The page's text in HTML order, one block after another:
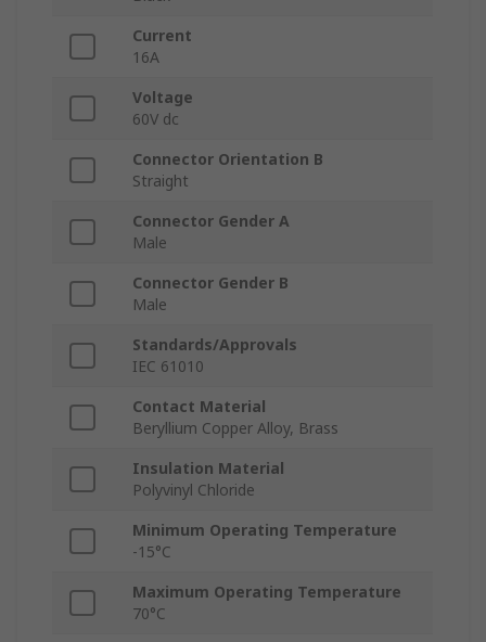
Current
16A
Voltage
60V dc
Connector Orientation B
Straight
Connector Gender A
Male
Connector Gender B
Male
Standards/Approvals
IEC 61010
Contact Material
Beryllium Copper Alloy, Brass
Insulation Material
Polyvinyl Chloride
Minimum Operating Temperature
-15°C
Maximum Operating Temperature
70°C